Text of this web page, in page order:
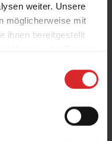
weiter. Unsere
möglicherweise mit
ihnen bereitgestellt